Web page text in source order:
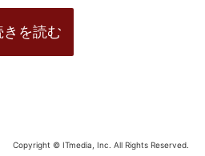
きを読む
Copyright © ITmedia, Inc. All Rights Reserved.